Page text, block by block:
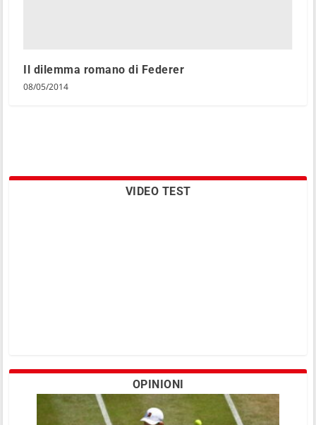
Il dilemma romano di Federer
08/05/2014
VIDEO TEST
OPINIONI